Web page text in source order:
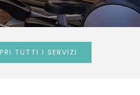
TUTTI I SERVIZI